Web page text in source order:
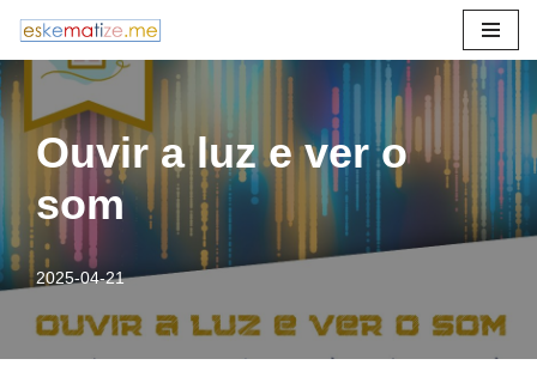
Avançar
para
conteúdo
Ouvir a luz e ver o
som
2025-04-21